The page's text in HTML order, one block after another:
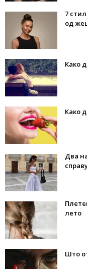
7
од
Како
Како
Два
лето
Што